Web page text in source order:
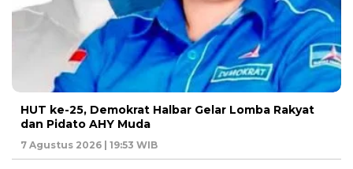
HUT ke-25, Demokrat Halbar Gelar Lomba Rakyat
dan Pidato AHY Muda
7 Agustus 2026 | 19:53 WIB